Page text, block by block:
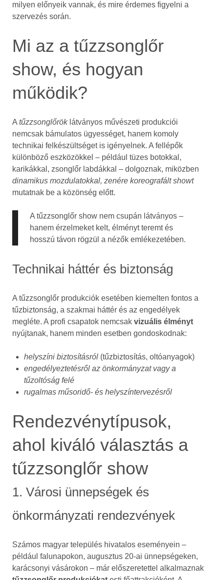
milyen előnyeik vannak, és mire érdemes figyelni a
szervezés során.
Mi az a tűzzsonglőr
show, és hogyan
működik?
A tűzzsonglőröklátványos művészeti produkciói
nemcsak bámulatos ügyességet, hanem komoly
technikai felkészültséget is igényelnek. A fellépők
különböző eszközökkel – például tüzes botokkal,
karikákkal, zsonglőr labdákkal – dolgoznak, miközben
dinamikus mozdulatokkal, zenére koreografált showt
mutatnak be a közönség előtt.
A tűzzsonglőr show nem csupán látványos –
hanem érzelmeket kelt, élményt teremt és
hosszú távon rögzül a nézők emlékezetében.
Technikai háttér és biztonság
A tűzzsonglőr produkciók esetében kiemelten fontos a
tűzbiztonság, a szakmai háttér és az engedélyek
megléte. A profi csapatok nemcsak vizuális élményt
nyújtanak, hanem minden esetben gondoskodnak:
helyszíni biztosításról(tűzbiztosítás, oltóanyagok)
engedélyeztetésről az önkormányzat vagy a
tűzoltóság felé
rugalmas műsoridő- és helyszíntervezésről
Rendezvénytípusok,
ahol kiváló választás a
tűzzsonglőr show
1. Városi ünnepségek és
önkormányzati rendezvények
Számos magyar település hivatalos eseményein –
például falunapokon, augusztus 20-ai ünnepségeken,
karácsonyi vásárokon – már előszeretettel alkalmaznak